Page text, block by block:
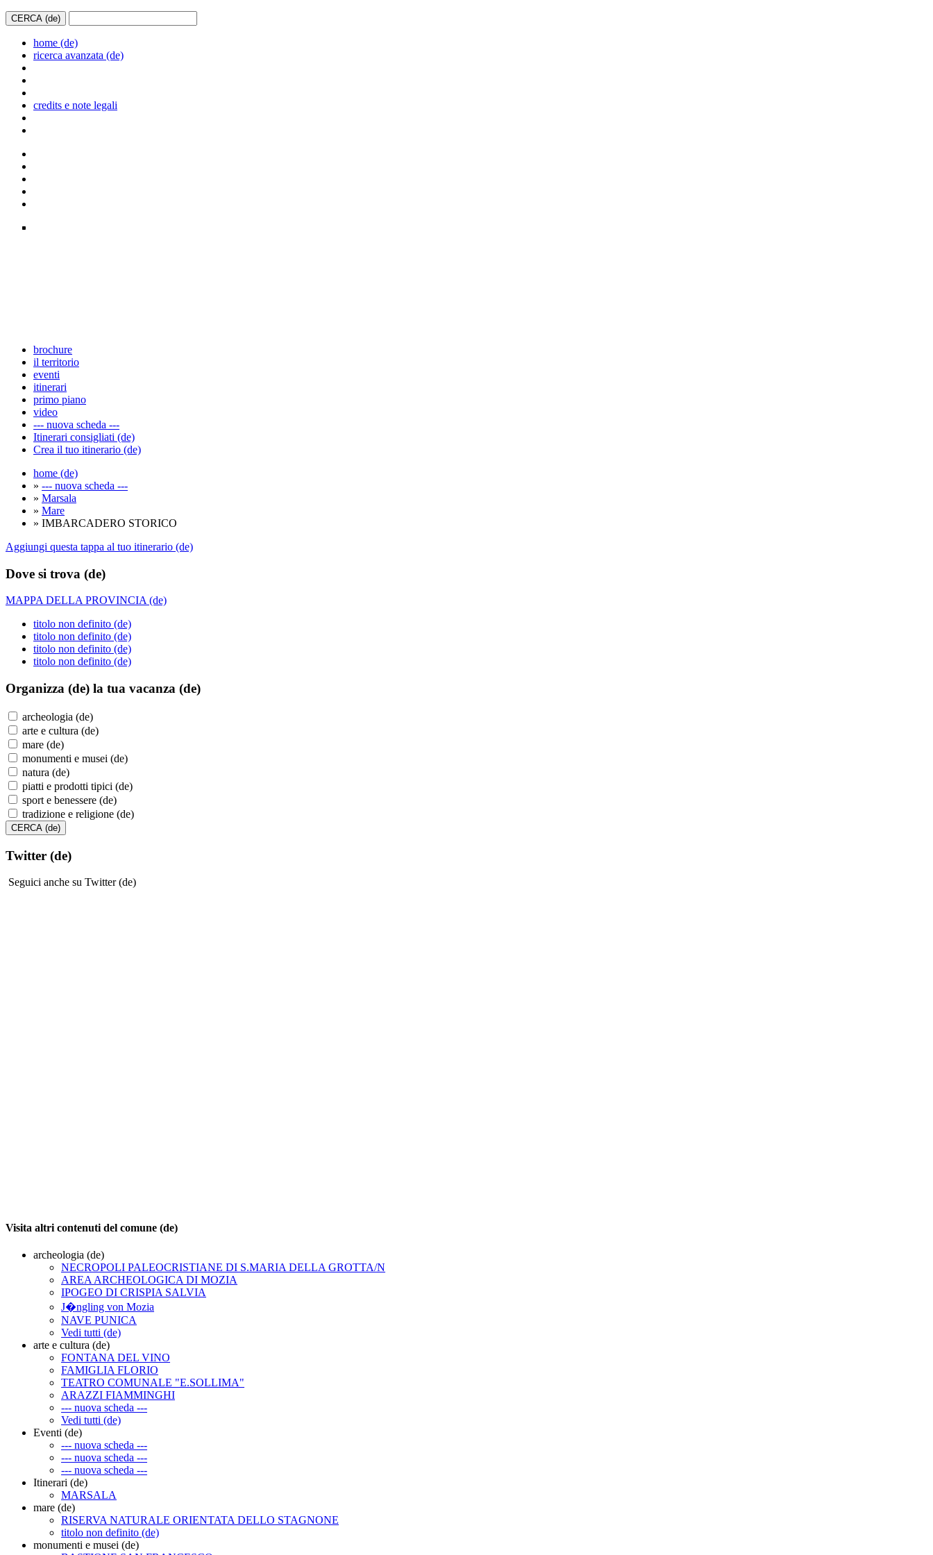
home (de)
ricerca avanzata (de)
credits e note legali
brochure
il territorio
eventi
itinerari
primo piano
video
--- nuova scheda ---
Itinerari consigliati (de)
Crea il tuo itinerario (de)
home (de)
» --- nuova scheda ---
» Marsala
» Mare
» IMBARCADERO STORICO
Aggiungi questa tappa al tuo itinerario (de)
Dove si trova (de)
MAPPA DELLA PROVINCIA (de)
titolo non definito (de)
titolo non definito (de)
titolo non definito (de)
titolo non definito (de)
Organizza (de) la tua vacanza (de)
archeologia (de)
arte e cultura (de)
mare (de)
monumenti e musei (de)
natura (de)
piatti e prodotti tipici (de)
sport e benessere (de)
tradizione e religione (de)
Twitter (de)
Seguici anche su Twitter (de)
Visita altri contenuti del comune (de)
archeologia (de)
NECROPOLI PALEOCRISTIANE DI S.MARIA DELLA GROTTA/N
AREA ARCHEOLOGICA DI MOZIA
IPOGEO DI CRISPIA SALVIA
J�ngling von Mozia
NAVE PUNICA
Vedi tutti (de)
arte e cultura (de)
FONTANA DEL VINO
FAMIGLIA FLORIO
TEATRO COMUNALE "E.SOLLIMA"
ARAZZI FIAMMINGHI
--- nuova scheda ---
Vedi tutti (de)
Eventi (de)
--- nuova scheda ---
--- nuova scheda ---
--- nuova scheda ---
Itinerari (de)
MARSALA
mare (de)
RISERVA NATURALE ORIENTATA DELLO STAGNONE
titolo non definito (de)
monumenti e musei (de)